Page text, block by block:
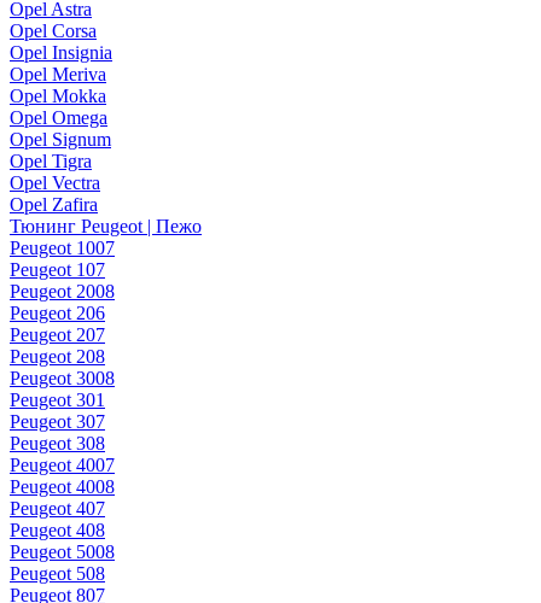
Opel Astra
Opel Corsa
Opel Insignia
Opel Meriva
Opel Mokka
Opel Omega
Opel Signum
Opel Tigra
Opel Vectra
Opel Zafira
Тюнинг Peugeot | Пежо
Peugeot 1007
Peugeot 107
Peugeot 2008
Peugeot 206
Peugeot 207
Peugeot 208
Peugeot 3008
Peugeot 301
Peugeot 307
Peugeot 308
Peugeot 4007
Peugeot 4008
Peugeot 407
Peugeot 408
Peugeot 5008
Peugeot 508
Peugeot 807